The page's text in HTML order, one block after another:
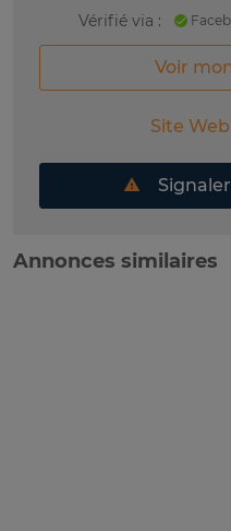
Vérifié via :
Voir
Site
Annonces similaires